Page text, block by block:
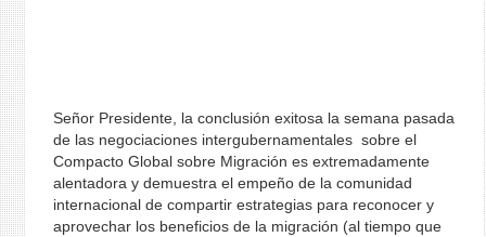
Señor Presidente, la conclusión exitosa la semana pasada
de las negociaciones intergubernamentales sobre el
Compacto Global sobre Migración es extremadamente
alentadora y demuestra el empeño de la comunidad
internacional de compartir estrategias para reconocer y
aprovechar los beneficios de la migración (al tiempo que